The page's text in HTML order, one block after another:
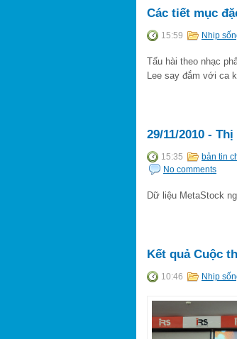
Các tiết mục
15:59 Nhịp
Tấu hài theo nhạc
Lee say đắm với ca
29/11/2010 -
15:35 bản tin
No comments
Dữ liệu MetaStock
Kết quả Cuộc
10:46 Nhịp